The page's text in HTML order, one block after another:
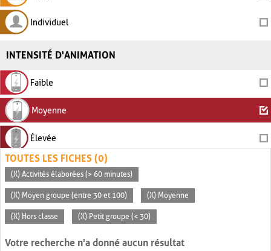
Individuel
INTENSITÉ D'ANIMATION
Faible
Moyenne
Élevée
TOUTES LES FICHES (0)
(X) Activités élaborées (> 60 minutes)
(X) Moyen groupe (entre 30 et 100) (X) Moyenne
(X) Hors classe (X) Petit groupe (< 30)
Votre recherche n'a donné aucun résultat